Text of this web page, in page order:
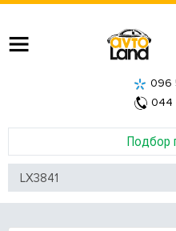
Подбор
096
044